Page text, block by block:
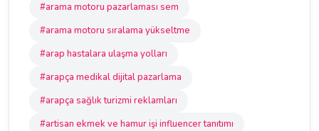
#arama motoru pazarlaması sem
#arama motoru sıralama yükseltme
#arap hastalara ulaşma yolları
#arapça medikal dijital pazarlama
#arapça sağlık turizmi reklamları
#artisan ekmek ve hamur işi influencer tanıtımı